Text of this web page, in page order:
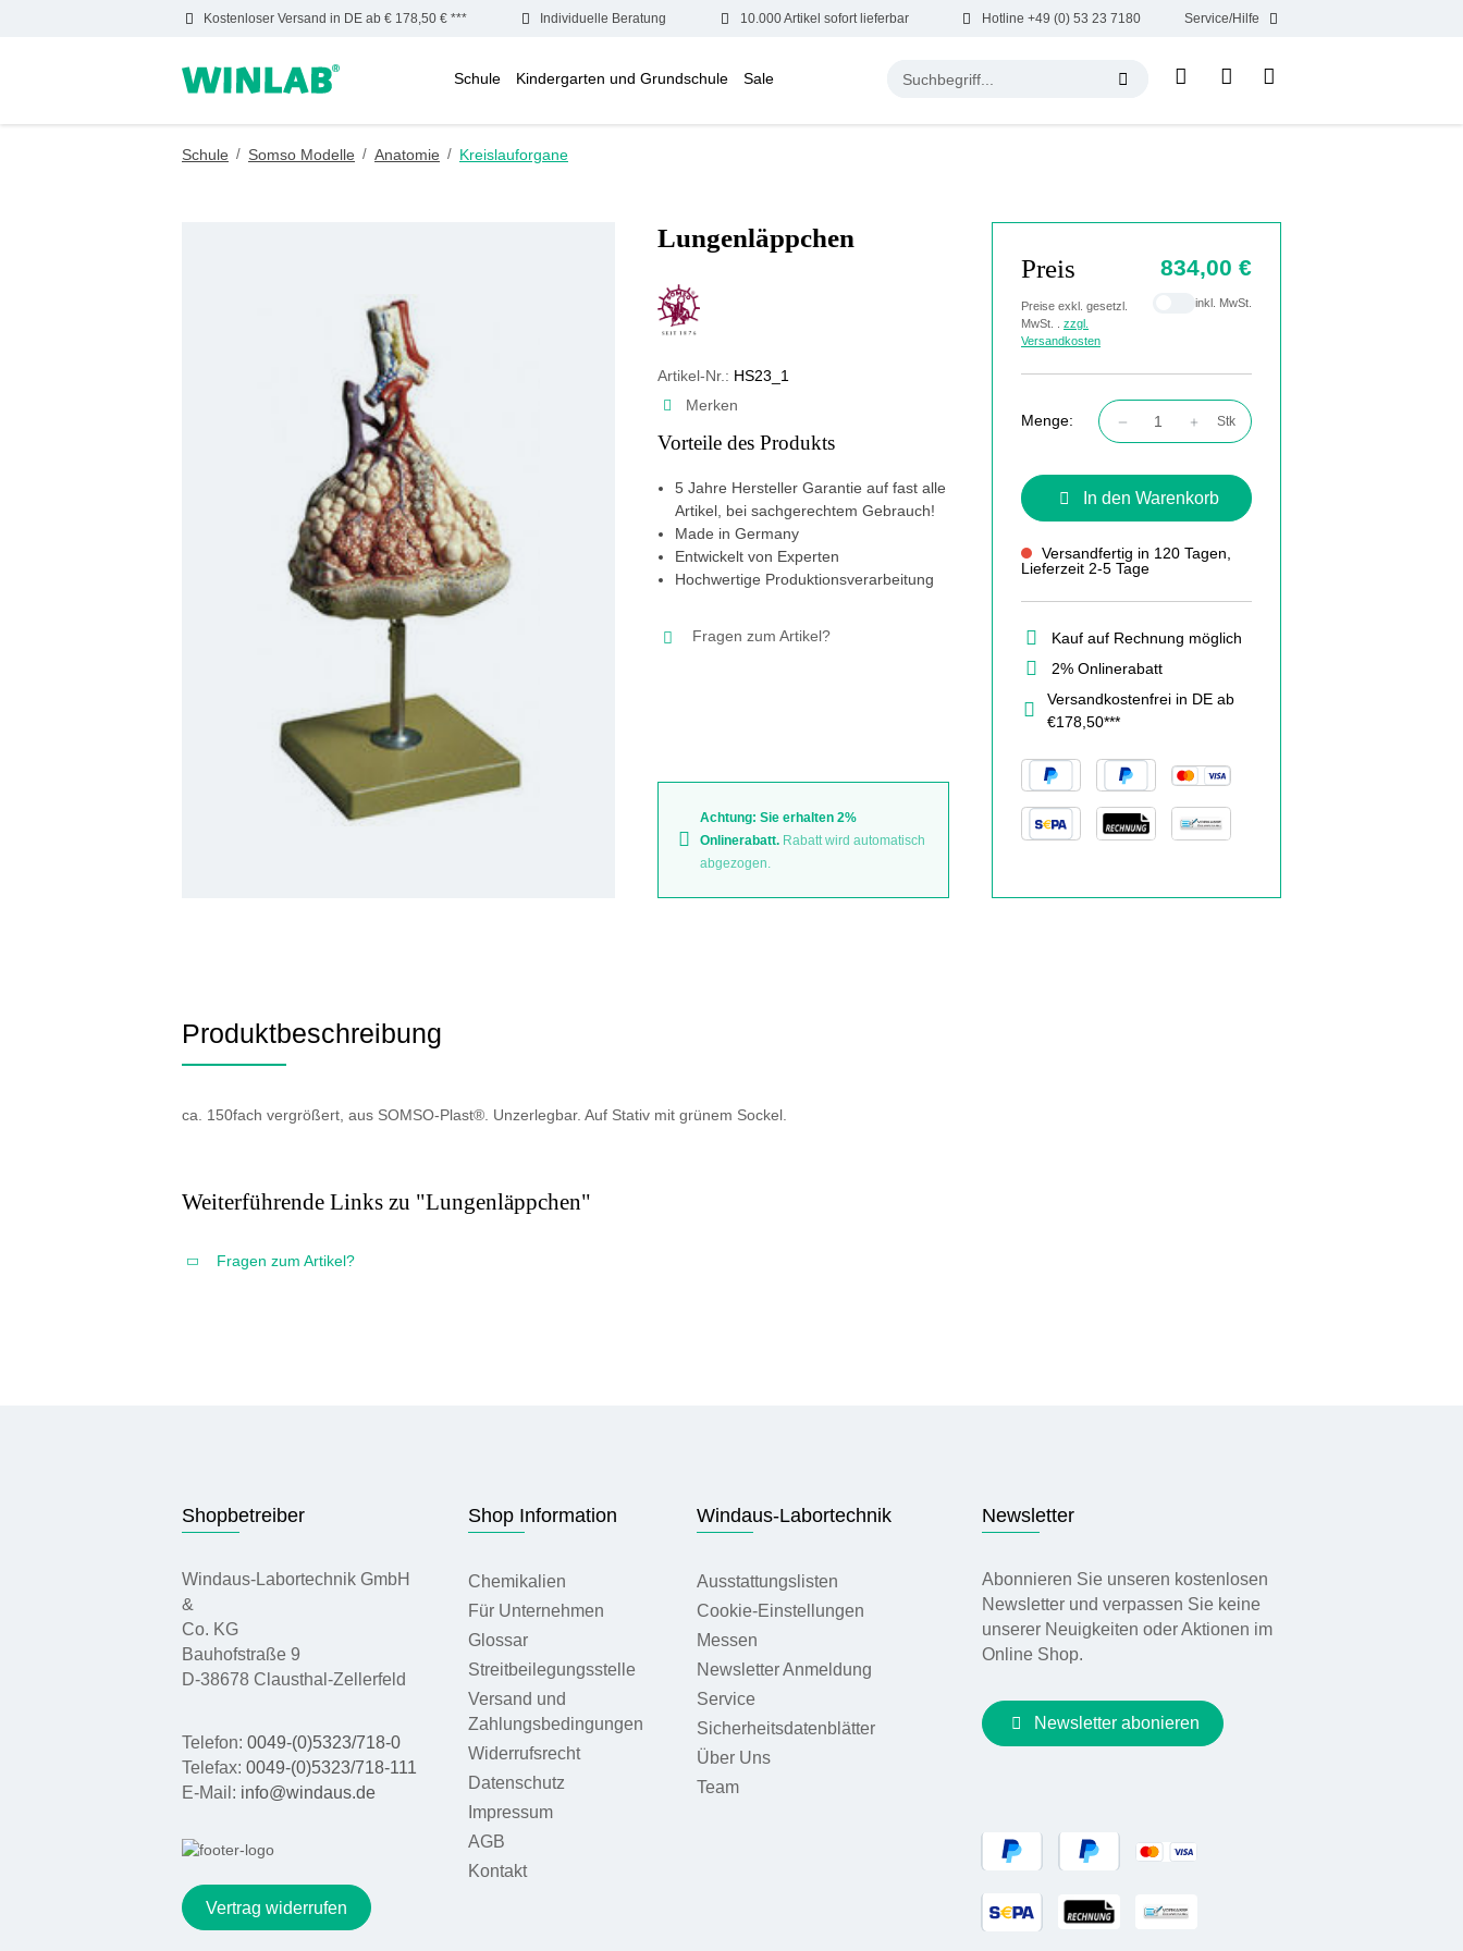
Zur Hauptnavigation springen
Kostenloser Versand in DE ab € 178,50 € *** Individuelle Beratung 10.000 Artikel sofort lieferbar Hotline +49 (0) 53 23 7180 Service/Hilfe
Schule Kindergarten und Grundschule Sale
Schule / Somso Modelle / Anatomie / Kreislauforgane
Lungenläppchen
Artikel-Nr.: HS23_1
Merken
Vorteile des Produkts
5 Jahre Hersteller Garantie auf fast alle
Artikel, bei sachgerechtem Gebrauch!
Made in Germany
Entwickelt von Experten
Hochwertige Produktionsverarbeitung
Fragen zum Artikel?
Achtung: Sie erhalten 2%
Onlinerabatt. Rabatt wird automatisch
abgezogen.
Preis
Preise exkl. gesetzl.
MwSt. .
zzgl.
Versandkosten
834,00 €
inkl. MwSt.
Menge:
Produkt Anzahl: Gib den gewünschten
Stk
In den Warenkorb
Versandfertig in 120 Tagen,
Lieferzeit 2-5 Tage
Kauf auf Rechnung möglich
2% Onlinerabatt
Versandkostenfrei in DE ab
€178,50***
Produktbeschreibung
ca. 150fach vergrößert, aus SOMSO-Plast®. Unzerlegbar. Auf Stativ mit grünem Sockel.
Weiterführende Links zu "Lungenläppchen"
Fragen zum Artikel?
Shopbetreiber
Windaus-Labortechnik GmbH
&
Co. KG
Bauhofstraße 9
D-38678 Clausthal-Zellerfeld
Telefon: 0049-(0)5323/718-0
Telefax: 0049-(0)5323/718-111
E-Mail: info@windaus.de
Vertrag widerrufen
Shop Information
Chemikalien
Für Unternehmen
Glossar
Streitbeilegungsstelle
Versand und
Zahlungsbedingungen
Widerrufsrecht
Datenschutz
Impressum
AGB
Kontakt
Windaus-Labortechnik
Ausstattungslisten
Cookie-Einstellungen
Messen
Newsletter Anmeldung
Service
Sicherheitsdatenblätter
Über Uns
Team
Newsletter
Abonnieren Sie unseren kostenlosen
Newsletter und verpassen Sie keine
unserer Neuigkeiten oder Aktionen im
Online Shop.
Newsletter abonieren